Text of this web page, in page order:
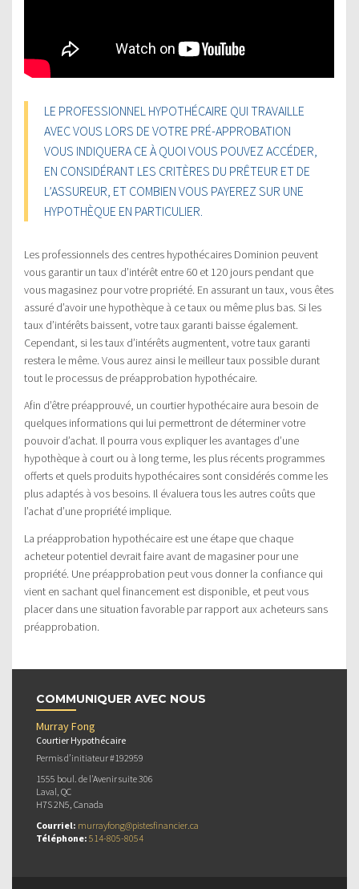
LE PROFESSIONNEL HYPOTHÉCAIRE QUI TRAVAILLE
AVEC VOUS LORS DE VOTRE PRÉ-APPROBATION
VOUS INDIQUERA CE À QUOI VOUS POUVEZ ACCÉDER,
EN CONSIDÉRANT LES CRITÈRES DU PRÊTEUR ET DE
L’ASSUREUR, ET COMBIEN VOUS PAYEREZ SUR UNE
HYPOTHÈQUE EN PARTICULIER.
Les professionnels des centres hypothécaires Dominion peuvent
vous garantir un taux d’intérêt entre 60 et 120 jours pendant que
vous magasinez pour votre propriété. En assurant un taux, vous êtes
assuré d’avoir une hypothèque à ce taux ou même plus bas. Si les
taux d’intérêts baissent, votre taux garanti baisse également.
Cependant, si les taux d’intérêts augmentent, votre taux garanti
restera le même. Vous aurez ainsi le meilleur taux possible durant
tout le processus de préapprobation hypothécaire.
Afin d’être préapprouvé, un courtier hypothécaire aura besoin de
quelques informations qui lui permettront de déterminer votre
pouvoir d’achat. Il pourra vous expliquer les avantages d’une
hypothèque à court ou à long terme, les plus récents programmes
offerts et quels produits hypothécaires sont considérés comme les
plus adaptés à vos besoins. Il évaluera tous les autres coûts que
l’achat d’une propriété implique.
La préapprobation hypothécaire est une étape que chaque
acheteur potentiel devrait faire avant de magasiner pour une
propriété. Une préapprobation peut vous donner la confiance qui
vient en sachant quel financement est disponible, et peut vous
placer dans une situation favorable par rapport aux acheteurs sans
préapprobation.
COMMUNIQUER AVEC NOUS
Murray Fong
Courtier Hypothécaire
Permis d’initiateur #192959
1555 boul. de l'Avenir suite 306
Laval, QC
H7S 2N5, Canada
Courriel: murrayfong@pistesfinancier.ca
Téléphone: 514-805-8054